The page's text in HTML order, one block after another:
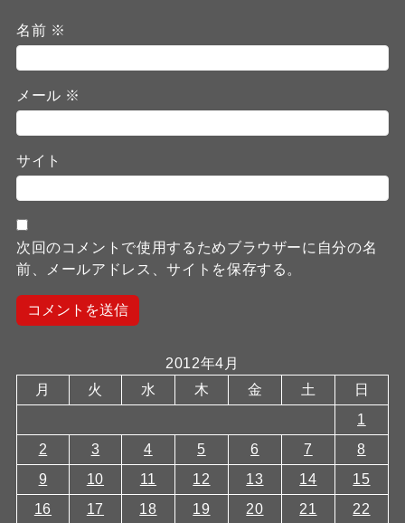
名前 ※
メール ※
サイト
次回のコメントで使用するためブラウザーに自分の名
前、メールアドレス、サイトを保存する。
2012年4月
月
火 水 木 金 土
日
1
2
3 4 5 6 7
8
9
10 11 12 13 14
15
16
17 18 19 20 21
22